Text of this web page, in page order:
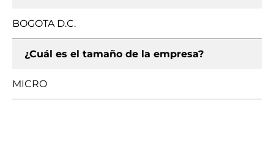
BOGOTA D.C.
¿Cuál es el tamaño de la empresa?
MICRO